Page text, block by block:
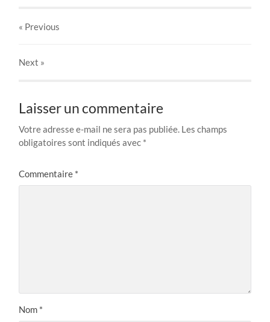
« Previous
Next »
Laisser un commentaire
Votre adresse e-mail ne sera pas publiée. Les champs
obligatoires sont indiqués avec *
Commentaire *
Nom *